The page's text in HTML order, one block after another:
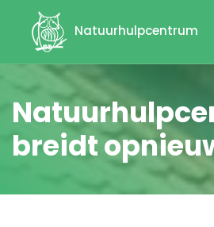
Natuurhulpcentrum
breidt